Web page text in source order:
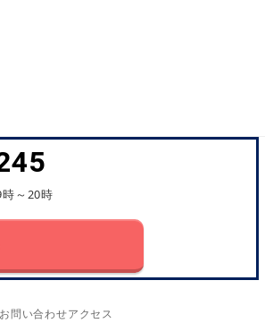
～20時
お問い合わせアクセス